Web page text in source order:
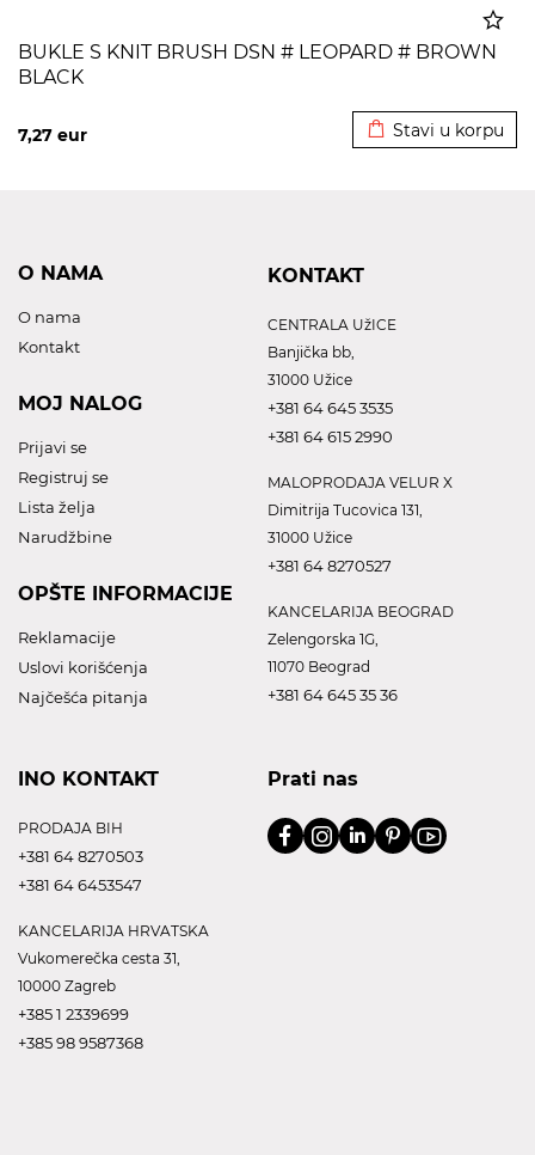
BUKLE S KNIT BRUSH DSN # LEOPARD # BROWN
BLACK
7,27 eur Stavi u korpu
O NAMA
O nama
Kontakt
MOJ NALOG
Prijavi se
Registruj se
Lista želja
Narudžbine
OPŠTE INFORMACIJE
Reklamacije
Uslovi korišćenja
Najčešća pitanja
KONTAKT
CENTRALA UžICE
Banjička bb,
31000 Užice
+381 64 645 3535
+381 64 615 2990
MALOPRODAJA VELUR X
Dimitrija Tucovica 131,
31000 Užice
+381 64 8270527
KANCELARIJA BEOGRAD
Zelengorska 1G,
11070 Beograd
+381 64 645 35 36
INO KONTAKT
PRODAJA BIH
+381 64 8270503
+381 64 6453547
KANCELARIJA HRVATSKA
Vukomerečka cesta 31,
10000 Zagreb
+385 1 2339699
+385 98 9587368
Prati nas